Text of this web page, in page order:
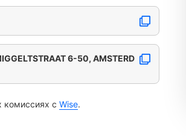
6-50, AMSTERD
с Wise.